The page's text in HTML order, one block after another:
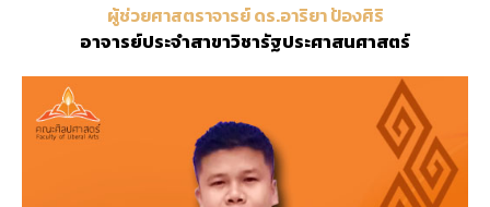
ผู้ช่วยศาสตราจารย์ ดร.อาริยา ป้องศิริ
อาจารย์ประจำสาขาวิชารัฐประศาสนศาสตร์